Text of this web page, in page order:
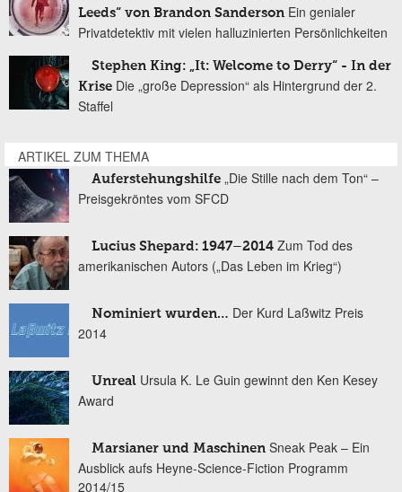
Leeds“ von Brandon Sanderson Ein genialer
Privatdetektiv mit vielen halluzinierten Persönlichkeiten
Stephen King: „It: Welcome to Derry“ - In der
Krise Die „große Depression“ als Hintergrund der 2.
Staffel
ARTIKEL ZUM THEMA
Auferstehungshilfe „Die Stille nach dem Ton“ –
Preisgekröntes vom SFCD
Lucius Shepard: 1947–2014 Zum Tod des
amerikanischen Autors („Das Leben im Krieg“)
Nominiert wurden… Der Kurd Laßwitz Preis
2014
Unreal Ursula K. Le Guin gewinnt den Ken Kesey
Award
Marsianer und Maschinen Sneak Peak – Ein
Ausblick aufs Heyne-Science-Fiction Programm
2014/15